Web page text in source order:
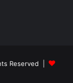
Reserved |